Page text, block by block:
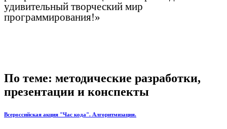
удивительный творческий мир
программирования!»
По теме: методические разработки,
презентации и конспекты
Всероссийская акция "Час кода". Алгоритмизация.